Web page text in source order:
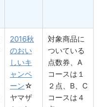
2016秋
のおい
しいキ
ャンペ
ーン☆
ヤマザ
対象商品に
ついている
点数券、A
コースは１
２点、B、C
コースは４